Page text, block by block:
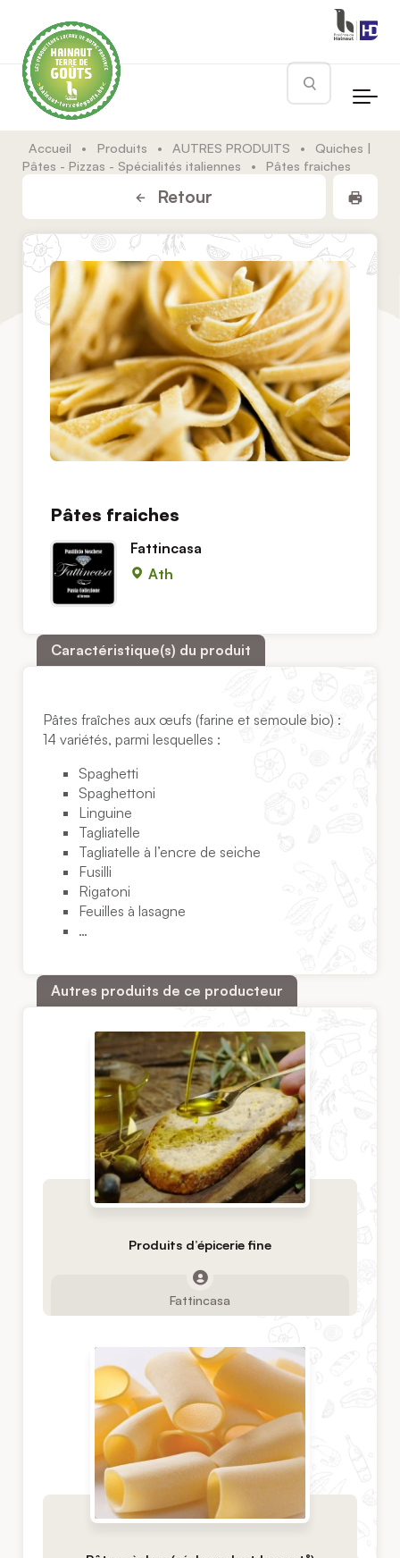
Rechercher
Accueil • Produits • AUTRES PRODUITS •
Quiches |
Pâtes - Pizzas - Spécialités italiennes
• Pâtes fraiches
Retour
Pâtes fraiches
Fattincasa
Ath
Caractéristique(s) du produit
Pâtes fraîches aux œufs (farine et semoule bio) :
14 variétés, parmi lesquelles :
Spaghetti
Spaghettoni
Linguine
Tagliatelle
Tagliatelle à l’encre de seiche
Fusilli
Rigatoni
Feuilles à lasagne
…
Autres produits de ce producteur
Produits d’épicerie fine
Fattincasa